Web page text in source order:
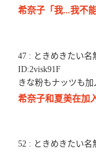
希奈子「我...我不
47 : ときめきたい名
ID:2visk91F
きな粉もナッツも
希奈子和夏美在加
52 : ときめきたい名